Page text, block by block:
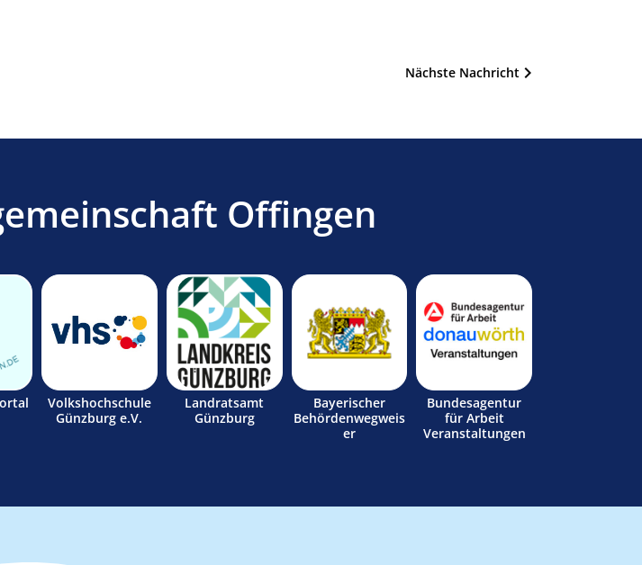
Nächste Nachricht
Offingen
Volkshochschule
Günzburg e.V.
Landratsamt
Günzburg
Bayerischer
Behördenwegweis
er
Bundesagentur
für Arbeit
Veranstaltungen